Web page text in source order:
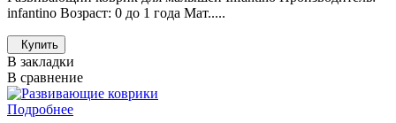
infantino Возраст: 0 до 1 года Мат.....
Купить
В закладки
В сравнение
Подробнее